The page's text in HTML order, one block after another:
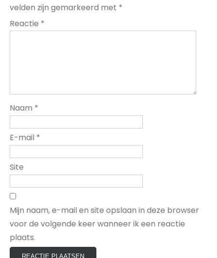
velden zijn gemarkeerd met *
Reactie *
Naam *
E-mail *
Site
Mijn naam, e-mail en site opslaan in deze browser
voor de volgende keer wanneer ik een reactie
plaats.